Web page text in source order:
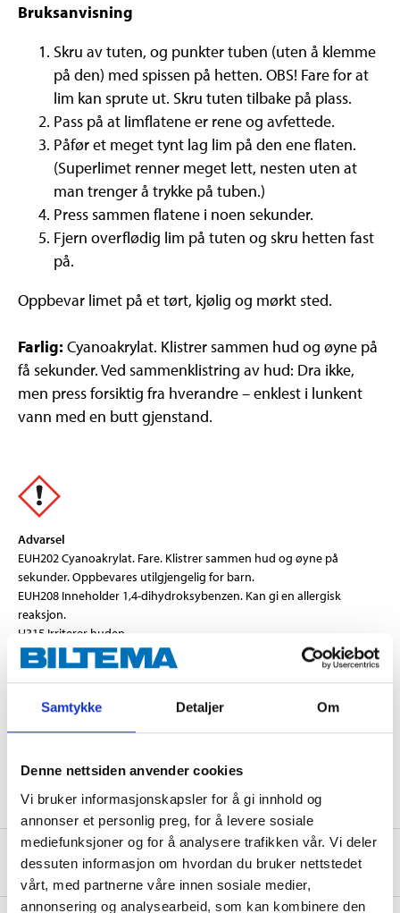
Samtykke Detaljer Om
Denne nettsiden anvender cookies
Vi bruker informasjonskapsler for å gi innhold og
annonser et personlig preg, for å levere sosiale
mediefunksjoner og for å analysere trafikken vår. Vi deler
dessuten informasjon om hvordan du bruker nettstedet
vårt, med partnerne våre innen sosiale medier,
annonsering og analysearbeid, som kan kombinere den
Bruksanvisning
Skru av tuten, og punkter tuben (uten å klemme
på den) med spissen på hetten. OBS! Fare for at
lim kan sprute ut. Skru tuten tilbake på plass.
Pass på at limflatene er rene og avfettede.
Påfør et meget tynt lag lim på den ene flaten.
(Superlimet renner meget lett, nesten uten at
man trenger å trykke på tuben.)
Press sammen flatene i noen sekunder.
Fjern overflødig lim på tuten og skru hetten fast
på.
Oppbevar limet på et tørt, kjølig og mørkt sted.
Farlig: Cyanoakrylat. Klistrer sammen hud og øyne på
få sekunder. Ved sammenklistring av hud: Dra ikke,
men press forsiktig fra hverandre – enklest i lunkent
vann med en butt gjenstand.
Advarsel
EUH202 Cyanoakrylat. Fare. Klistrer sammen hud og øyne på
sekunder. Oppbevares utilgjengelig for barn.
EUH208 Inneholder 1,4-dihydroksybenzen. Kan gi en allergisk
reaksjon.
H315 Irriterer huden.
H319 Gir alvorlig øyeirritasjon.
H335 Kan forårsake irritasjon av luftveiene.
Teknisk spesifikasjon
3 g
Sikkerhetsinformasjon og øvrige dokumenter